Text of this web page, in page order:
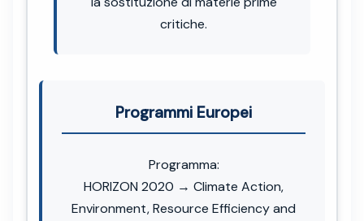
critiche.
Programmi Europei
Programma:
HORIZON 2020 → Climate Action,
Environment, Resource Efficiency and